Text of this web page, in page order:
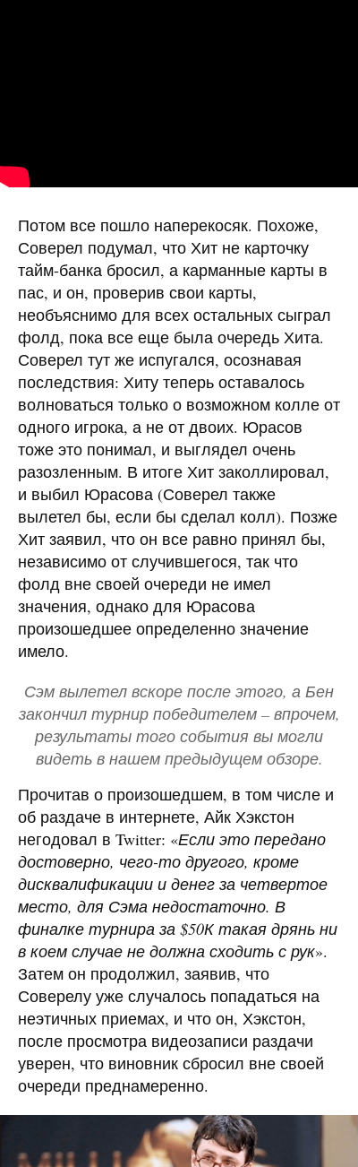
Потом все пошло наперекосяк. Похоже,
Соверел подумал, что Хит не карточку
тайм-банка бросил, а карманные карты в
пас, и он, проверив свои карты,
необъяснимо для всех остальных сыграл
фолд, пока все еще была очередь Хита.
Соверел тут же испугался, осознавая
последствия: Хиту теперь оставалось
волноваться только о возможном колле от
одного игрока, а не от двоих. Юрасов
тоже это понимал, и выглядел очень
разозленным. В итоге Хит заколлировал,
и выбил Юрасова (Соверел также
вылетел бы, если бы сделал колл). Позже
Хит заявил, что он все равно принял бы,
независимо от случившегося, так что
фолд вне своей очереди не имел
значения, однако для Юрасова
произошедшее определенно значение
имело.
Сэм вылетел вскоре после этого, а Бен
закончил турнир победителем – впрочем,
результаты того события вы могли
видеть в нашем предыдущем обзоре.
Прочитав о произошедшем, в том числе и
об раздаче в интернете, Айк Хэкстон
негодовал в Twitter: «Если это передано
достоверно, чего-то другого, кроме
дисквалификации и денег за четвертое
место, для Сэма недостаточно. В
финалке турнира за $50К такая дрянь ни
в коем случае не должна сходить с рук».
Затем он продолжил, заявив, что
Соверелу уже случалось попадаться на
неэтичных приемах, и что он, Хэкстон,
после просмотра видеозаписи раздачи
уверен, что виновник сбросил вне своей
очереди преднамеренно.